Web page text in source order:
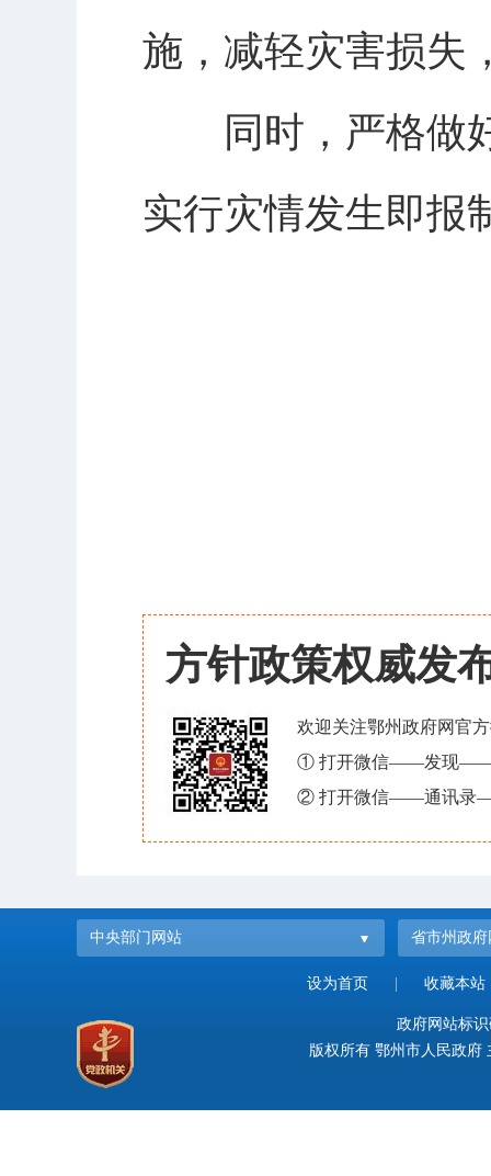
施，减轻灾害损失
同时，严格做好
实行灾情发生即报
方针政策权威发
欢迎关注鄂州政府网官
① 打开微信——发现——
② 打开微信——通讯录
中央部门网站 省市州政府
设为首页 收藏本站
政府网站标
版权所有 鄂州市人民政府